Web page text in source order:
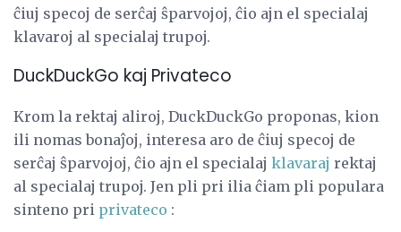
ĉiuj specoj de serĉaj ŝparvojoj, ĉio ajn el specialaj
klavaroj al specialaj trupoj.
DuckDuckGo kaj Privateco
Krom la rektaj aliroj, DuckDuckGo proponas, kion
ili nomas bonaĵoj, interesa aro de ĉiuj specoj de
serĉaj ŝparvojoj, ĉio ajn el specialaj klavaraj rektaj
al specialaj trupoj. Jen pli pri ilia ĉiam pli populara
sinteno pri privateco :